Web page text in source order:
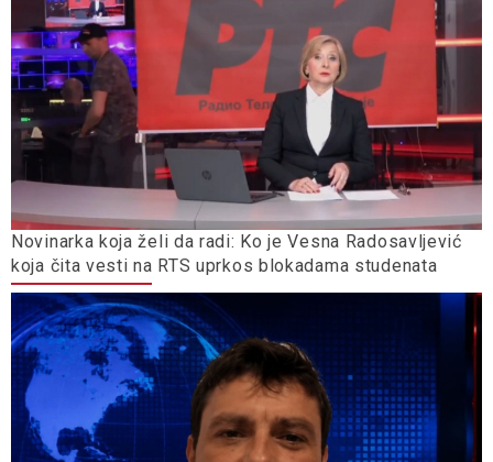
Novinarka koja želi da radi: Ko je Vesna Radosavljević
koja čita vesti na RTS uprkos blokadama studenata